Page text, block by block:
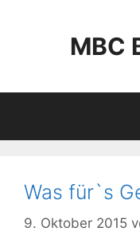
MBC
Was für`s
9. Oktober 2015